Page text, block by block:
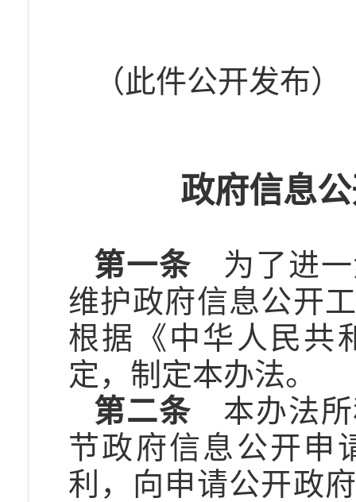
（此件公开发布）
政府信息
第一条 为了进一
维护政府信息公开
根据《中华人民共
定，制定本办法。
第二条 本办法所
节政府信息公开申
利，向申请公开政